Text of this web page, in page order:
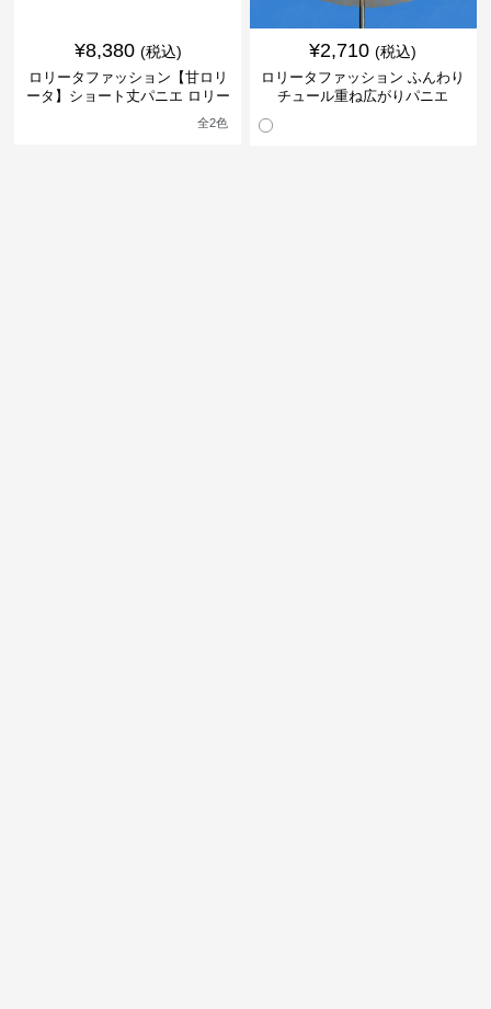
¥8,380 (税込)
ロリータファッション【甘ロリ
ータ】ショート丈パニエ ロリー
全2色
¥2,710 (税込)
ロリータファッション ふんわり
チュール重ね広がりパニエ